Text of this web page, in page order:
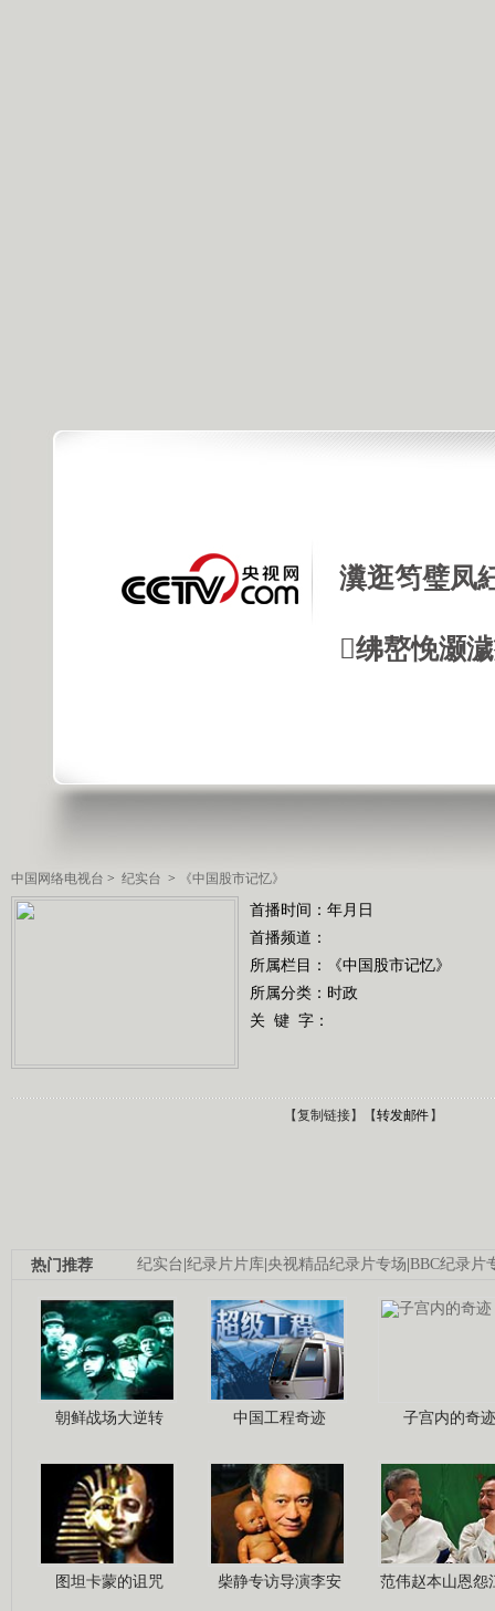
瀵逛笉璧凤
绋嶅悗灏
中国网络电视台 > 纪实台 > 《中国股市记忆》
首播时间：年月日
首播频道：
所属栏目：
《中国股市记忆》
所属分类：时政
关 键 字：
【复制链接】【转发邮件】
纪实台|纪录片片库|央视精品纪录片专场|BBC纪录片
热门推荐
朝鲜战场大逆转 中国工程奇迹 子宫内的奇迹
图坦卡蒙的诅咒 柴静专访导演李安 范伟赵本山恩怨